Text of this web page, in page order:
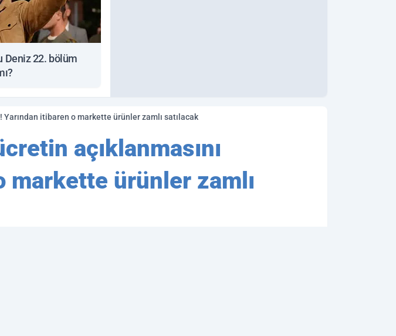
Deniz 22. bölüm
Yarından itibaren o markette ürünler zamlı satılacak
açıklanmasını
markette ürünler zamlı